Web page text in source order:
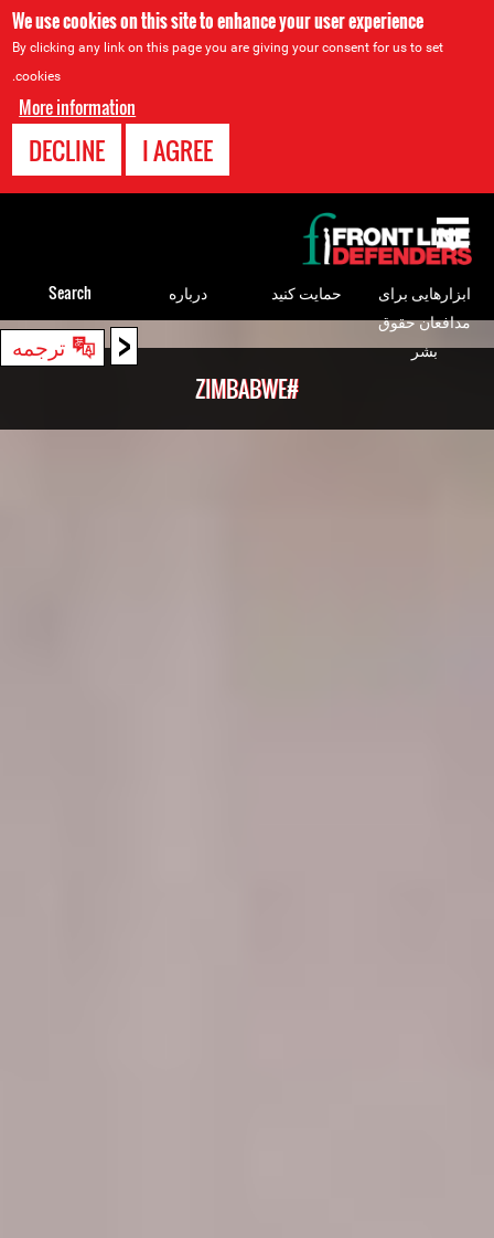
We use cookies on this site to enhance your user experience
By clicking any link on this page you are giving your consent for us to set
cookies.
More information
I AGREE
DECLINE
< ترجمه
Back
#ZIMBABWE
to
top
ابزارهایی برای
مدافعان حقوق
بشر
حمایت کنید درباره Search